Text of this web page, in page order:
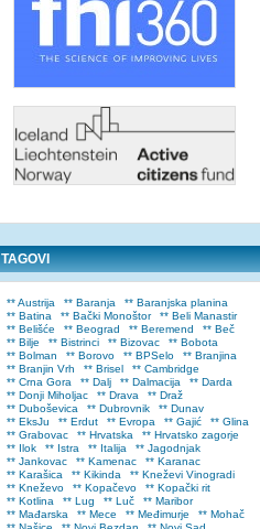
TAGOVI
** Austrija ** Baranja
** Baranjska planina
** Batina
** Bački Monoštor
** Beli Manastir
** Belišće
** Beograd ** Beremend
** Beč
** Bilje
** Bistrinci ** Bizovac
** Bobota
** Bolman
** Borovo ** BPSelo
** Branjina
** Branjin Vrh
** Brisel
** Cambridge
** Crna Gora
** Dalj ** Dalmacija
** Darda
** Donji Miholjac
** Drava
** Draž
** Duboševica
** Dubrovnik
** Dunav
** EksJu
** Erdut ** Evropa ** Gajić
** Glina
** Grabovac
** Hrvatska
** Hrvatsko zagorje
** Ilok
** Istra ** Italija
** Jagodnjak
** Jankovac
** Kamenac
** Karanac
** Karašica
** Kikinda
** Kneževi Vinogradi
** Kneževo
** Kopačevo
** Kopački rit
** Kotlina
** Lug ** Luč
** Maribor
** Mađarska
** Mece ** Međimurje
** Mohač